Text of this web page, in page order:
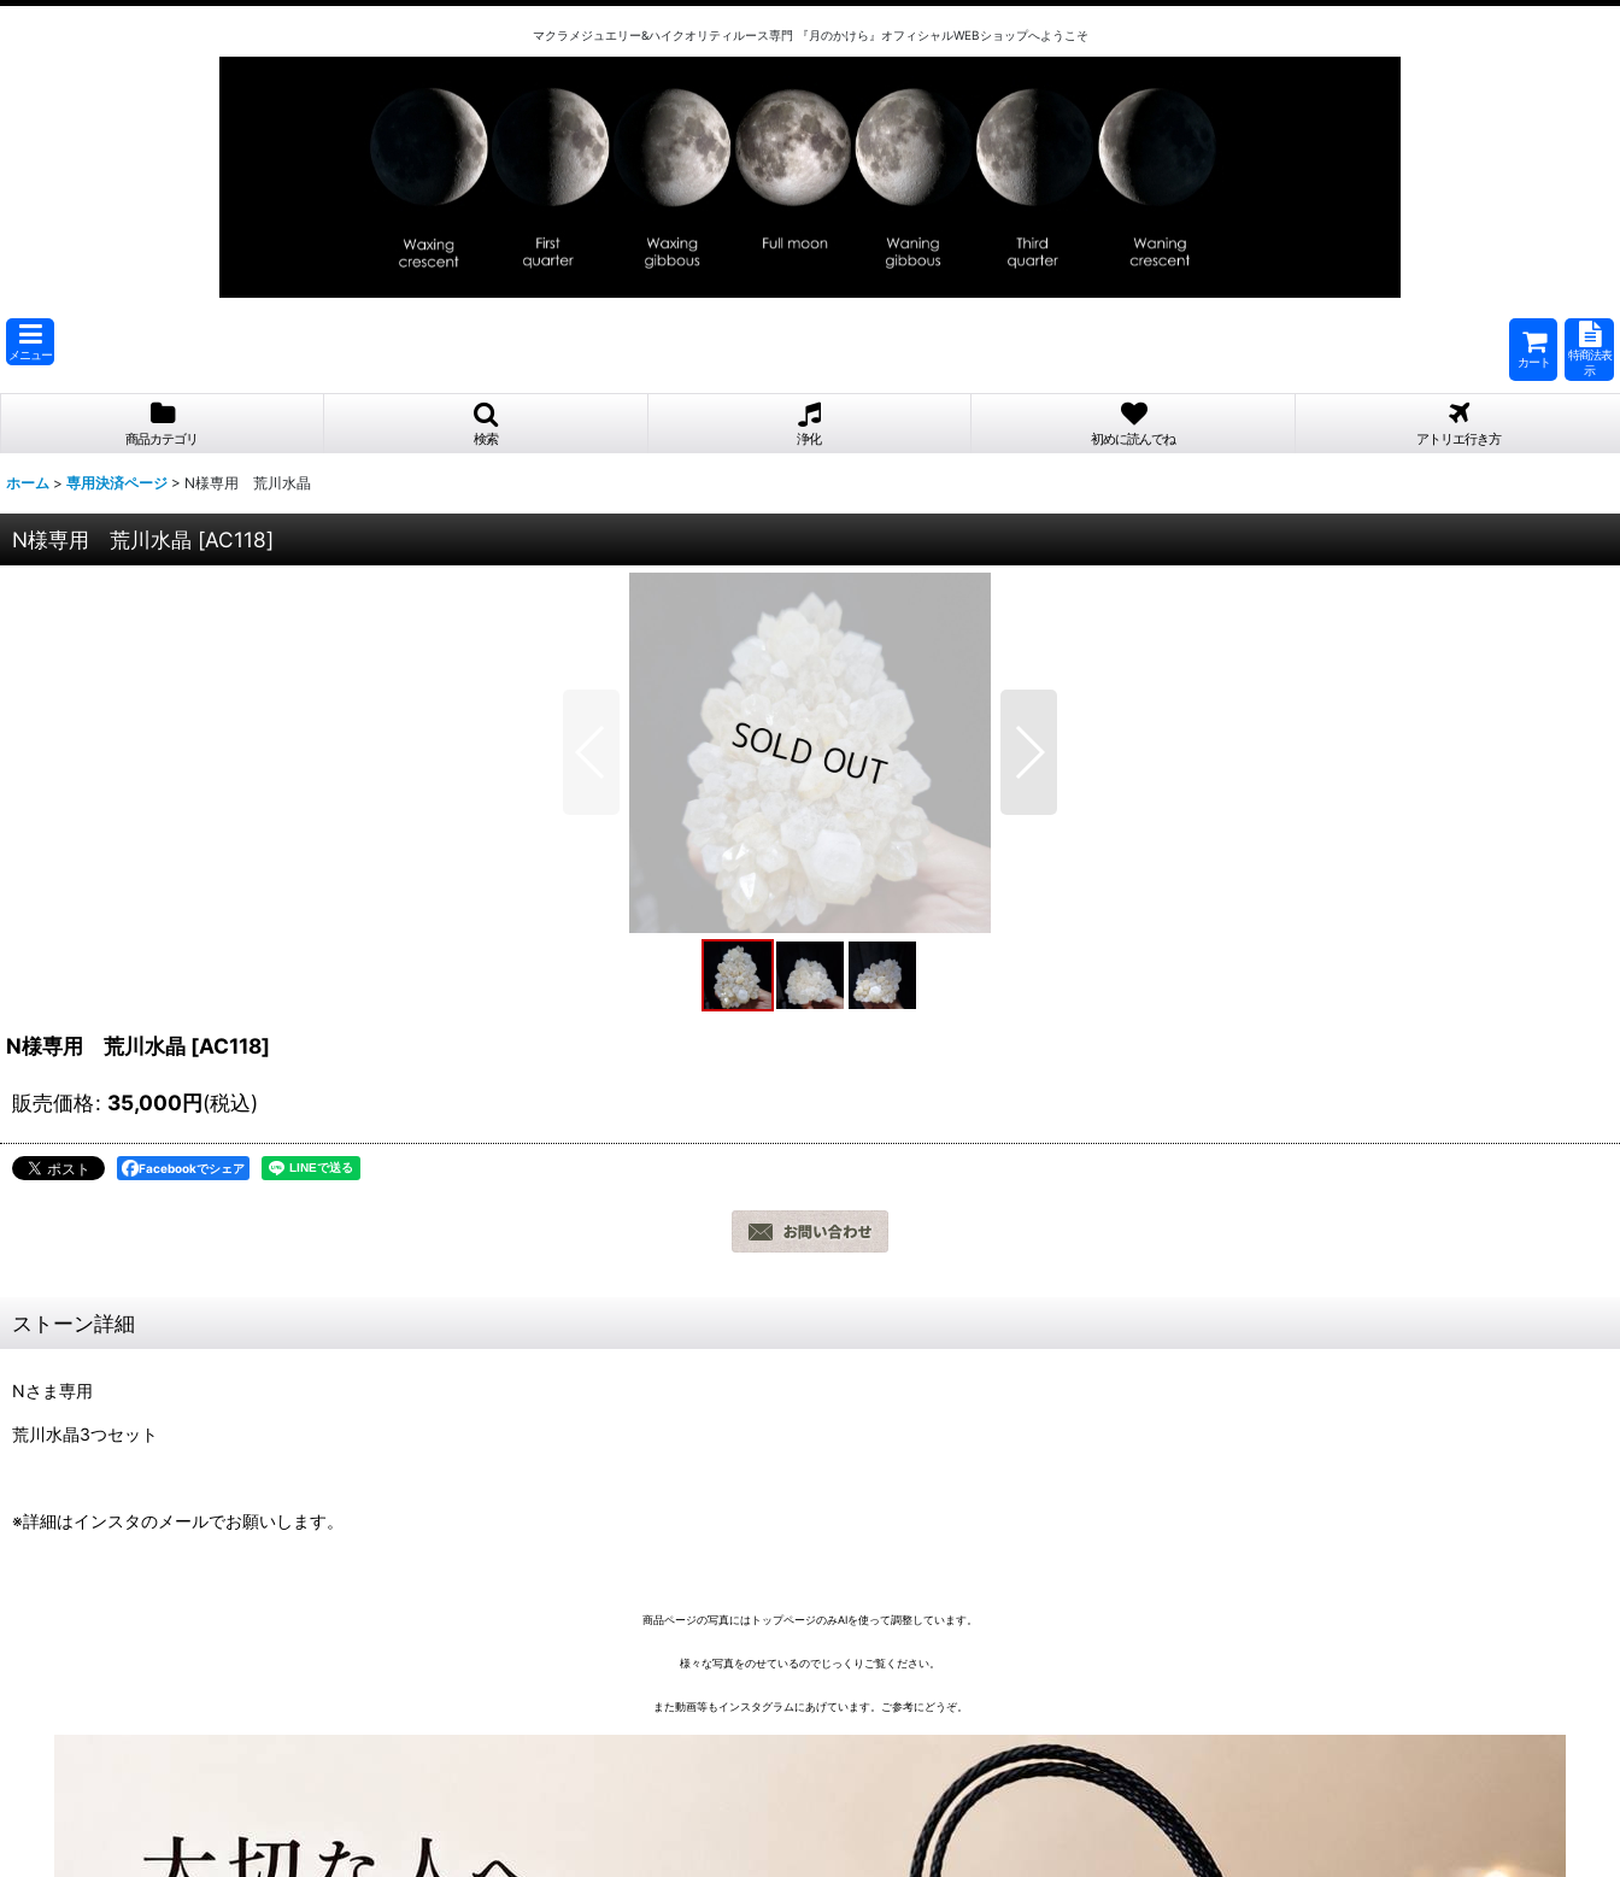
マクラメジュエリー&ハイクオリティルース専門 『月のかけら』オフィシャルWEBショップへようこそ
メニュー
カート
特商法表
示
商品カテゴリ 検索 浄化 初めに読んでね アトリエ行き方
ホーム > 専用決済ページ > N様専用 荒川水晶
N様専用 荒川水晶 [AC118]
N様専用 荒川水晶 [AC118]
販売価格: 35,000円(税込)
Facebookでシェア
ストーン詳細
Nさま専用
荒川水晶3つセット
※詳細はインスタのメールでお願いします。
商品ページの写真にはトップページのみAIを使って調整しています。
様々な写真をのせているのでじっくりご覧ください。
また動画等もインスタグラムにあげています。ご参考にどうぞ。